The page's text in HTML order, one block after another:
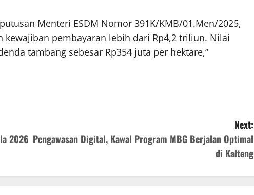
Menteri ESDM Nomor 391K/KMB/01.Men/2025,
kewajiban pembayaran lebih dari Rp4,2 triliun. Nilai
tambang sebesar Rp354 juta per hektare,”
2026
Next:
Pengawasan Digital, Kawal Program MBG Berjalan Optimal
di Kalteng